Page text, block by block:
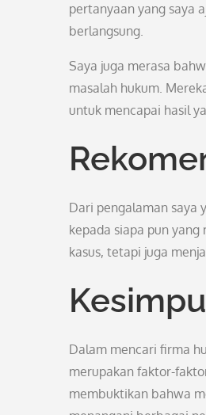
pertanyaan yang saya
berlangsung.
Saya juga merasa
masalah hukum.
untuk mencapai hasil
Dari pengalaman saya
kepada siapa pun
kasus, tetapi juga
Dalam mencari firma
merupakan faktor-
membuktikan bahwa